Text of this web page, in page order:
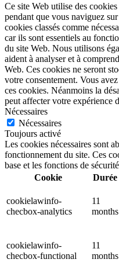
Ce site Web utilise des
pendant que vous naviguez
cookies classés comme
car ils sont essentiels au
du site Web. Nous utilisons
aident à analyser et à
Web. Ces cookies ne seront
votre consentement. Vous
ces cookies. Néanmoins la
peut affecter votre expérience
Nécessaires
Nécessaires
Toujours activé
Les cookies nécessaires sont
fonctionnement du site. Ces
base et les fonctions de
Cookie
Durée
cookielawinfo-
checbox-analytics
11
months
cookielawinfo-
checbox-functional
11
months